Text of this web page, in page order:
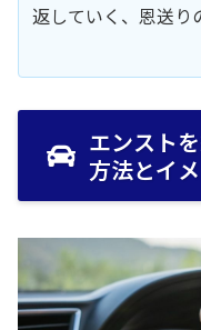
返していく、恩送り
エンスト
方法とイ